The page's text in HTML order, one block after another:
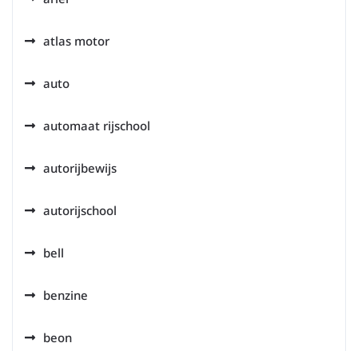
atlas motor
auto
automaat rijschool
autorijbewijs
autorijschool
bell
benzine
beon